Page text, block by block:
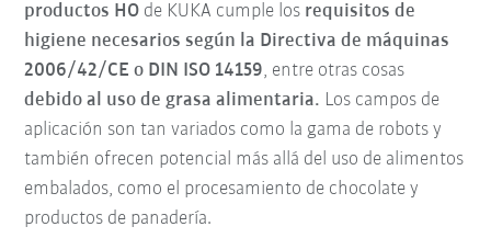
productos HO de KUKA cumple los requisitos de
higiene necesarios según la Directiva de máquinas
2006/42/CE o DIN ISO 14159, entre otras cosas
debido al uso de grasa alimentaria. Los campos de
aplicación son tan variados como la gama de robots y
también ofrecen potencial más allá del uso de alimentos
embalados, como el procesamiento de chocolate y
productos de panadería.